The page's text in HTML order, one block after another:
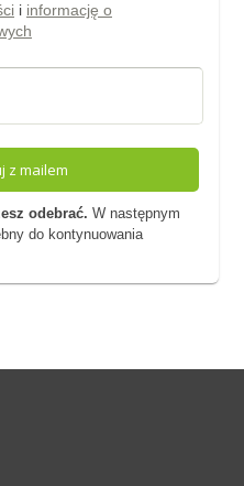
i informację o
z mailem
odebrać. W następnym
do kontynuowania